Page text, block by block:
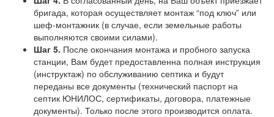
бригада, которая осуществляет монтаж “под ключ” или
шеф-монтажник (в случае, если земельные работы
выполняются своими силами).
Шаг 5. После окончания монтажа и пробного запуска
станции, Вам будет предоставленна полная инструкция
(инструктаж) по обслуживанию септика и будут
переданы все документы (технический паспорт на
септик ЮНИЛОС, сертификаты, договора, платежные
документы). Только после этого производится оплата.